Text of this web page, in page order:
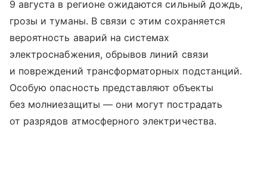
9 августа в регионе ожидаются сильный дождь,
грозы и туманы. В связи с этим сохраняется
вероятность аварий на системах
электроснабжения, обрывов линий связи
и повреждений трансформаторных подстанций.
Особую опасность представляют объекты
без молниезащиты — они могут пострадать
от разрядов атмосферного электричества.